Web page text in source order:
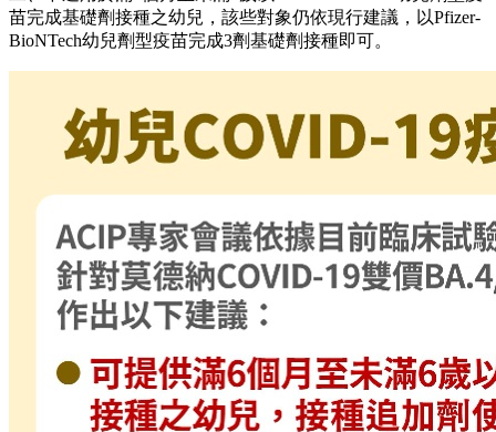
苗完成基礎劑接種之幼兒，該些對象仍依現行建議，以Pfizer-
BioNTech幼兒劑型疫苗完成3劑基礎劑接種即可。